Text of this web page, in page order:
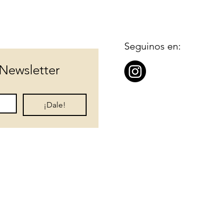
¡Dale!
Seguinos en: